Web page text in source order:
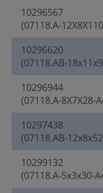
10296567
(07118.A-
10296620
(07118.AB-
10296944
(07118.A-8X7X28-
10297438
(07118.AB-
10299132
(07118.A-5x3x30-